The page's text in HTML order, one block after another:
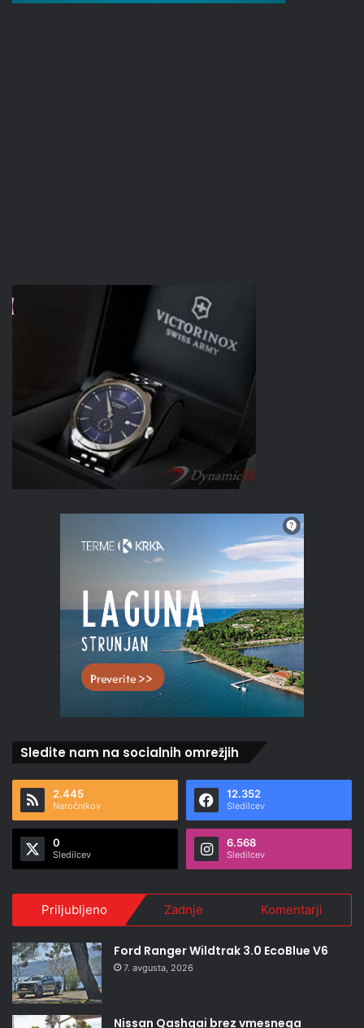
Sledite nam na socialnih omrežjih
2.445
Naročnikov
12.352
Sledilcev
0
Sledilcev
6.568
Sledilcev
Priljubljeno Zadnje Komentarji
Ford Ranger Wildtrak 3.0 EcoBlue V6
7. avgusta, 2026
Nissan Qashqai brez vmesnega